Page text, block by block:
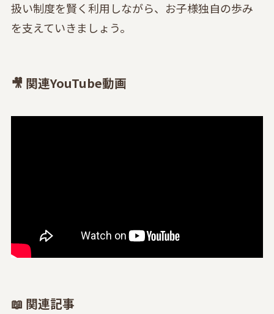
扱い制度を賢く利用しながら、お子様独自の歩み
を支えていきましょう。
🎥 関連YouTube動画
📖 関連記事